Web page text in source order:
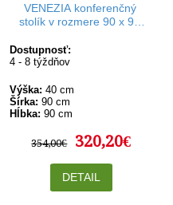
VENEZIA konferenčný
stolík v rozmere 90 x 90
Dostupnosť:
4 - 8 týždňov
Výška: 40 cm
Šírka: 90 cm
Hĺbka: 90 cm
354,00€ 320,20€
DETAIL